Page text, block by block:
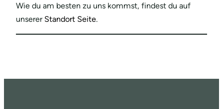
Wie du am besten zu uns kommst, findest du auf
unserer Standort Seite.